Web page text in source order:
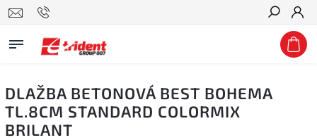
Hledat
DLAŽBA BETONOVÁ BEST BOHEMA
TL.8CM STANDARD COLORMIX
BRILANT